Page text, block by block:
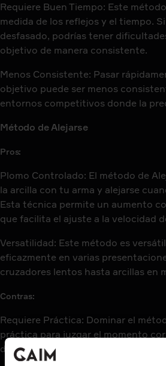
Requiere Buen Tiempo: Este
medida de los reflejos y el tiempo.
desfasado, podrías tener
objetivo de manera consistente.
Menos Consistente: Pasar
objetivo puede ser menos
entornos competitivos donde la
Método de Alejarse
Pros:
Plomo Controlado: El método de
la arcilla con tu arma y alejarse
Esta técnica permite un aumento
que facilita el ajuste a la velocidad
Versatilidad: Este método es
eficazmente en varias
cruzadores lentos hasta arcillas en
Contras:
Requiere Práctica: Dominar el
práctica para juzgar el momento
disparar.